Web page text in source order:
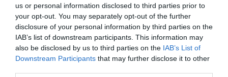
us or personal information disclosed to third parties prior to
your opt-out. You may separately opt-out of the further
disclosure of your personal information by third parties on the
IAB’s list of downstream participants. This information may
also be disclosed by us to third parties on the IAB’s List of
Downstream Participants that may further disclose it to other
Muista jakaa video myös ystävillesi Facebookissa!
Jaa artikkeli:
F M X W C S